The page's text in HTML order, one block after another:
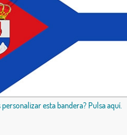
personalizar esta bandera? Pulsa aquí.